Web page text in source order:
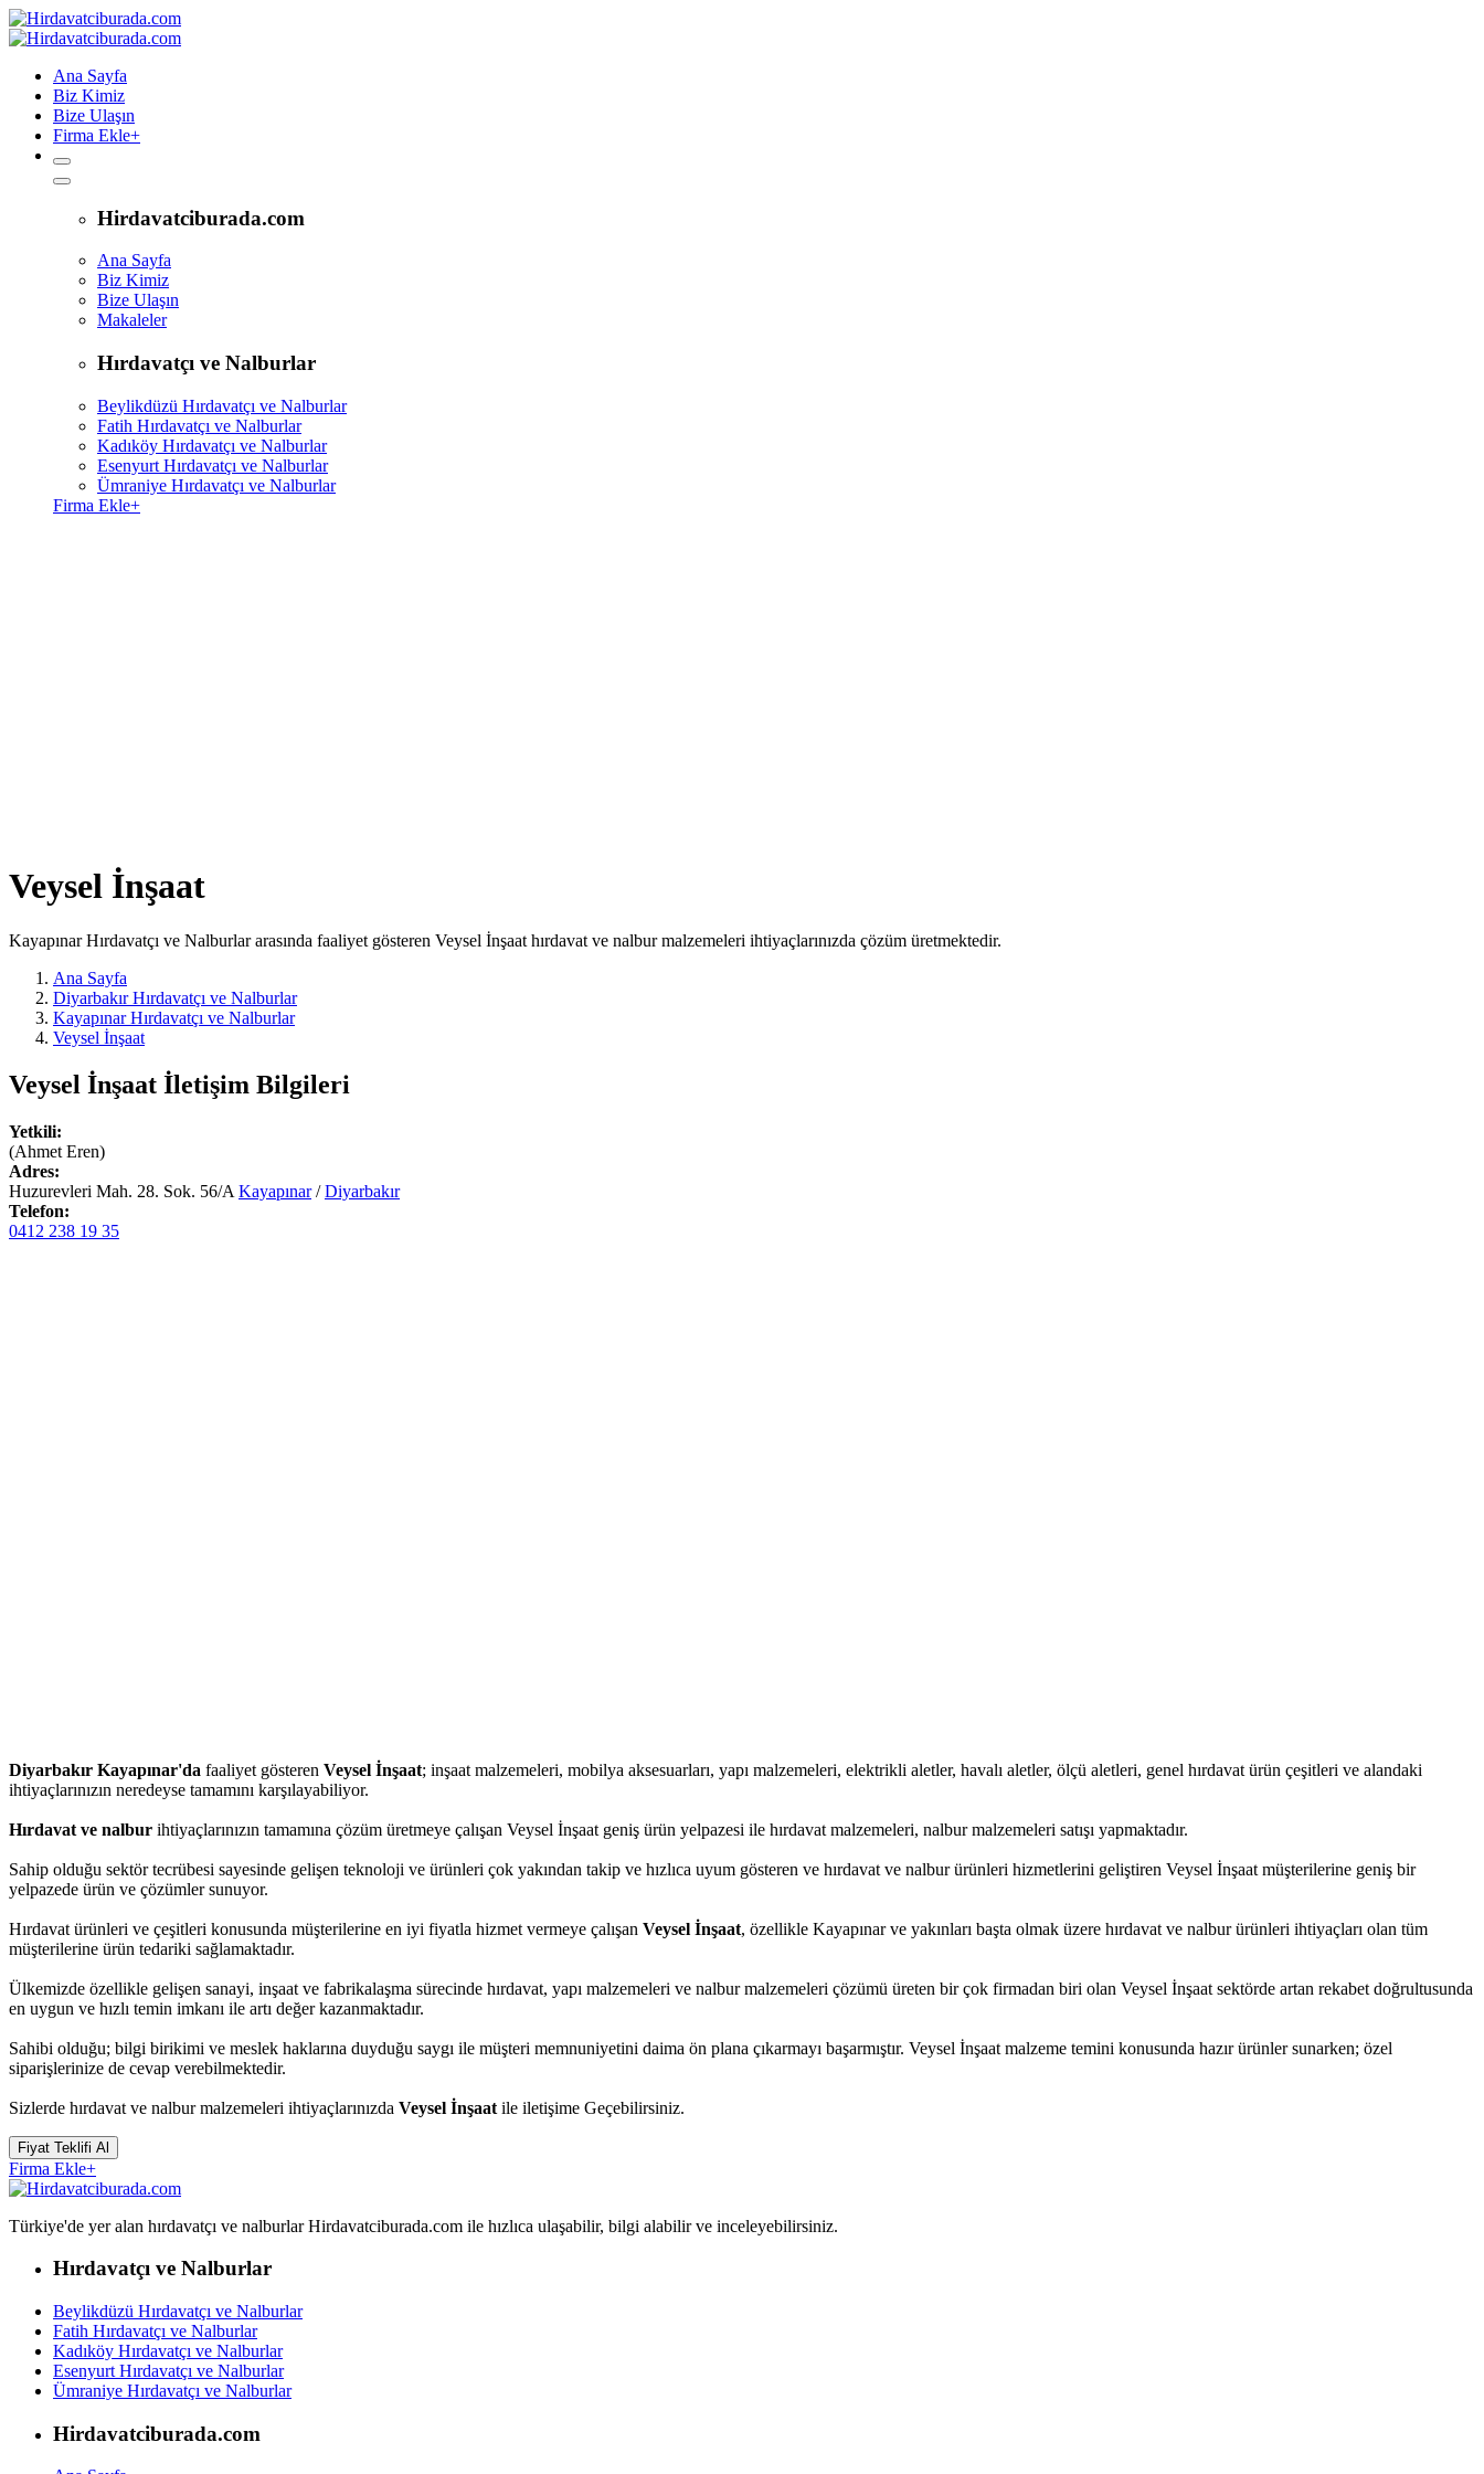
Ana Sayfa
Biz Kimiz
Bize Ulaşın
Firma Ekle+
Hirdavatciburada.com
Ana Sayfa
Biz Kimiz
Bize Ulaşın
Makaleler
Hırdavatçı ve Nalburlar
Beylikdüzü Hırdavatçı ve Nalburlar
Fatih Hırdavatçı ve Nalburlar
Kadıköy Hırdavatçı ve Nalburlar
Esenyurt Hırdavatçı ve Nalburlar
Ümraniye Hırdavatçı ve Nalburlar
Firma Ekle+
Veysel İnşaat
Kayapınar Hırdavatçı ve Nalburlar arasında faaliyet gösteren Veysel İnşaat hırdavat ve nalbur malzemeleri ihtiyaçlarınızda çözüm üretmektedir.
Ana Sayfa
Diyarbakır Hırdavatçı ve Nalburlar
Kayapınar Hırdavatçı ve Nalburlar
Veysel İnşaat
Veysel İnşaat İletişim Bilgileri
Yetkili:
(Ahmet Eren)
Adres:
Huzurevleri Mah. 28. Sok. 56/A Kayapınar/Diyarbakır
Telefon:
0412 238 19 35
Diyarbakır Kayapınar'da faaliyet gösteren Veysel İnşaat; inşaat malzemeleri, mobilya aksesuarları, yapı malzemeleri, elektrikli aletler, havalı aletler, ölçü aletleri, genel hırdavat ürün çeşitleri ve alandaki
ihtiyaçlarınızın neredeyse tamamını karşılayabiliyor.
Hırdavat ve nalbur ihtiyaçlarınızın tamamına çözüm üretmeye çalışan Veysel İnşaat geniş ürün yelpazesi ile hırdavat malzemeleri, nalbur malzemeleri satışı yapmaktadır.
Sahip olduğu sektör tecrübesi sayesinde gelişen teknoloji ve ürünleri çok yakından takip ve hızlıca uyum gösteren ve hırdavat ve nalbur ürünleri hizmetlerini geliştiren Veysel İnşaat müşterilerine geniş bir
yelpazede ürün ve çözümler sunuyor.
Hırdavat ürünleri ve çeşitleri konusunda müşterilerine en iyi fiyatla hizmet vermeye çalışan Veysel İnşaat, özellikle Kayapınar ve yakınları başta olmak üzere hırdavat ve nalbur ürünleri ihtiyaçları olan tüm
müşterilerine ürün tedariki sağlamaktadır.
Ülkemizde özellikle gelişen sanayi, inşaat ve fabrikalaşma sürecinde hırdavat, yapı malzemeleri ve nalbur malzemeleri çözümü üreten bir çok firmadan biri olan Veysel İnşaat sektörde artan rekabet doğrultusunda
en uygun ve hızlı temin imkanı ile artı değer kazanmaktadır.
Sahibi olduğu; bilgi birikimi ve meslek haklarına duyduğu saygı ile müşteri memnuniyetini daima ön plana çıkarmayı başarmıştır. Veysel İnşaat malzeme temini konusunda hazır ürünler sunarken; özel
siparişlerinize de cevap verebilmektedir.
Sizlerde hırdavat ve nalbur malzemeleri ihtiyaçlarınızda Veysel İnşaat ile iletişime Geçebilirsiniz.
Fiyat Teklifi Al
Firma Ekle+
Türkiye'de yer alan hırdavatçı ve nalburlar Hirdavatciburada.com ile hızlıca ulaşabilir, bilgi alabilir ve inceleyebilirsiniz.
Hırdavatçı ve Nalburlar
Beylikdüzü Hırdavatçı ve Nalburlar
Fatih Hırdavatçı ve Nalburlar
Kadıköy Hırdavatçı ve Nalburlar
Esenyurt Hırdavatçı ve Nalburlar
Ümraniye Hırdavatçı ve Nalburlar
Hirdavatciburada.com